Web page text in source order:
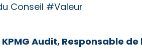
Conseil #Valeur
Audit, Responsable